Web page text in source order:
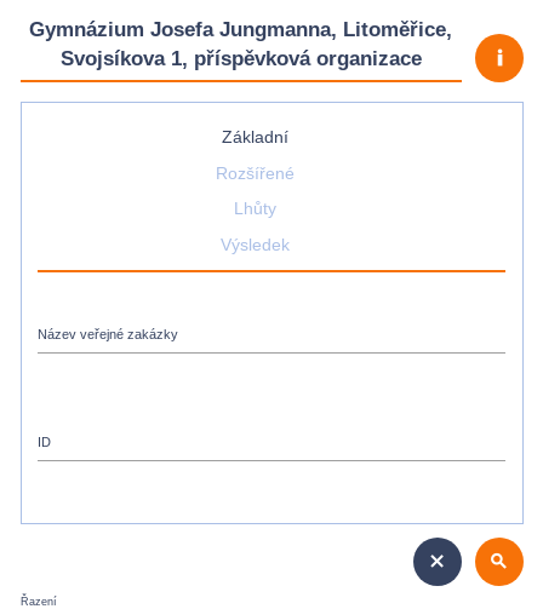
Gymnázium Josefa Jungmanna, Litoměřice,
Svojsíkova 1, příspěvková organizace
priority_high
Základní
Rozšířené
Lhůty
Výsledek
Název veřejné zakázky
ID
Řazení
close search